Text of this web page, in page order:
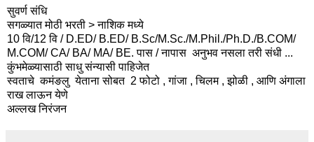
सुवर्ण संधि
सगळ्यात मोठी भरती > नाशिक मध्ये
10 वि/12 वि / D.ED/ B.ED/ B.Sc/M.Sc./M.Phil./Ph.D./B.COM/
M.COM/ CA/ BA/ MA/ BE. पास / नापास अनुभव नसला तरी संधी ...
कुंभमेळ्यासाठी साधु संन्यासी पाहिजेत
स्वताचे कमंङलु येताना सोबत 2 फोटो , गांजा , चिलम , झोळी , आणि अंगाला
राख लाऊन येणे
अल्लख निरंजन